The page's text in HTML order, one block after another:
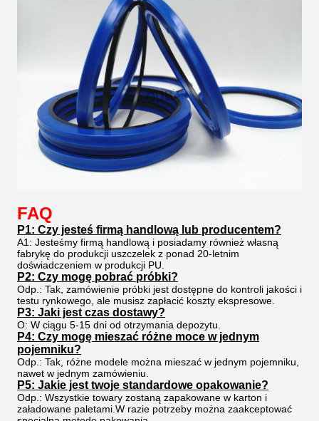
FAQ
P1: Czy jesteś firmą handlową lub producentem?
A1: Jesteśmy firmą handlową i posiadamy również własną
fabrykę do produkcji uszczelek z ponad 20-letnim
doświadczeniem w produkcji PU.
P2: Czy mogę pobrać próbki?
Odp.: Tak, zamówienie próbki jest dostępne do kontroli jakości i
testu rynkowego, ale musisz zapłacić koszty ekspresowe.
P3: Jaki jest czas dostawy?
O: W ciągu 5-15 dni od otrzymania depozytu.
P4: Czy mogę mieszać różne moce w jednym
pojemniku?
Odp.: Tak, różne modele można mieszać w jednym pojemniku,
nawet w jednym zamówieniu.
P5: Jakie jest twoje standardowe opakowanie?
Odp.: Wszystkie towary zostaną zapakowane w karton i
załadowane paletami.W razie potrzeby można zaakceptować